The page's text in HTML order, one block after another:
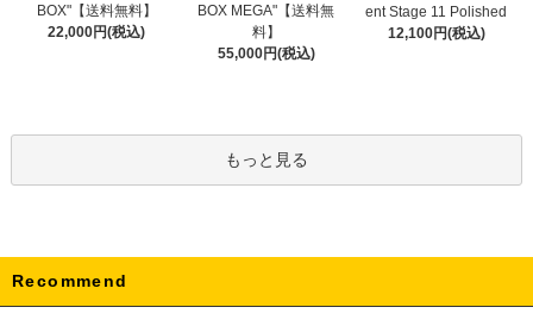
BOX"【送料無料】
22,000円(税込)
BOX MEGA"【送料無
料】
55,000円(税込)
ent Stage 11 Polished
12,100円(税込)
もっと見る
Recommend